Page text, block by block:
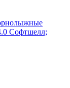
Софтшелл;